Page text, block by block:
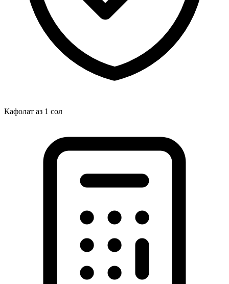
Кафолат аз 1 сол